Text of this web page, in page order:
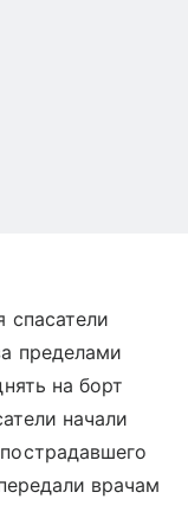
спасатели
пределами
на борт
начали
врачам